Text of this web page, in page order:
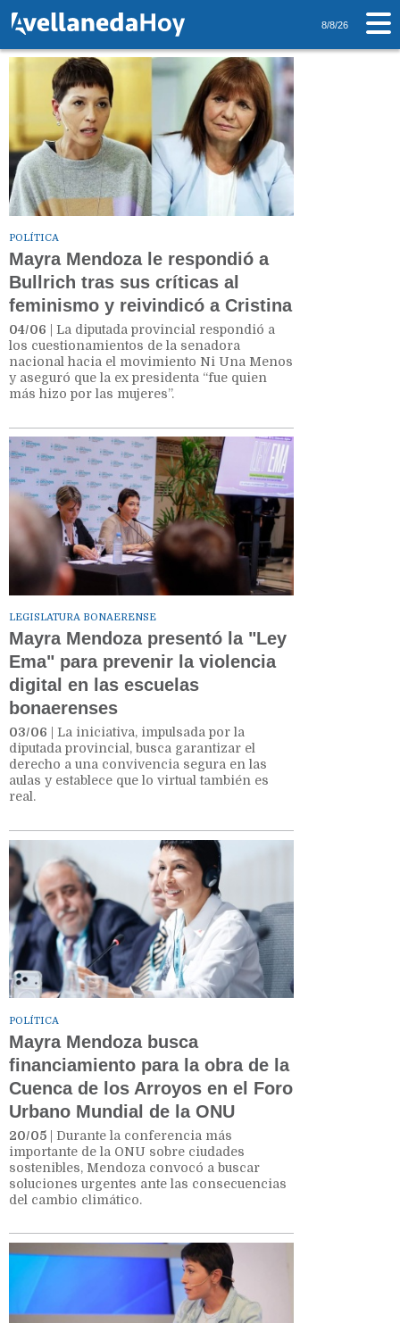
8/8/26
Tag: Mayra Mendoza
POLÍTICA
Mayra Mendoza le respondió a
Bullrich tras sus críticas al
feminismo y reivindicó a Cristina
04/06 | La diputada provincial respondió a
los cuestionamientos de la senadora
nacional hacia el movimiento Ni Una Menos
y aseguró que la ex presidenta “fue quien
más hizo por las mujeres”.
LEGISLATURA BONAERENSE
Mayra Mendoza presentó la "Ley
Ema" para prevenir la violencia
digital en las escuelas
bonaerenses
03/06 | La iniciativa, impulsada por la
diputada provincial, busca garantizar el
derecho a una convivencia segura en las
aulas y establece que lo virtual también es
real.
POLÍTICA
Mayra Mendoza busca
financiamiento para la obra de la
Cuenca de los Arroyos en el Foro
Urbano Mundial de la ONU
20/05 | Durante la conferencia más
importante de la ONU sobre ciudades
sostenibles, Mendoza convocó a buscar
soluciones urgentes ante las consecuencias
del cambio climático.